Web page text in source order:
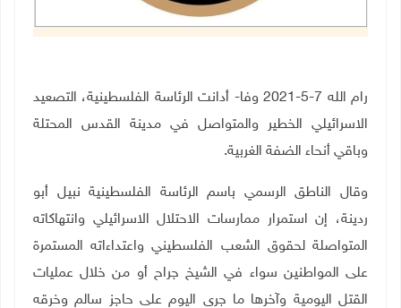
رام الله 7-5-2021 وفا- أدانت الرئاسة الفلسطينية، التصعيد
الاسرائيلي الخطير والمتواصل في مدينة القدس المحتلة
وباقي أنحاء الضفة الغربية.
وقال الناطق الرسمي باسم الرئاسة الفلسطينية نبيل أبو
ردينة، إن استمرار ممارسات الاحتلال الاسرائيلي وانتهاكاته
المتواصلة لحقوق الشعب الفلسطيني واعتداءاته المستمرة
على المواطنين سواء في الشيخ جراح أو من خلال عمليات
القتل اليومية وآخرها ما جرى اليوم على حاجز سالم وخرقه